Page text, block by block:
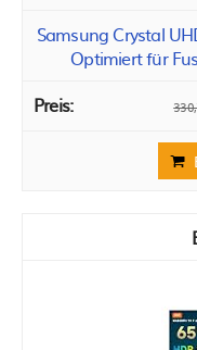
Samsung Crystal
Optimiert für